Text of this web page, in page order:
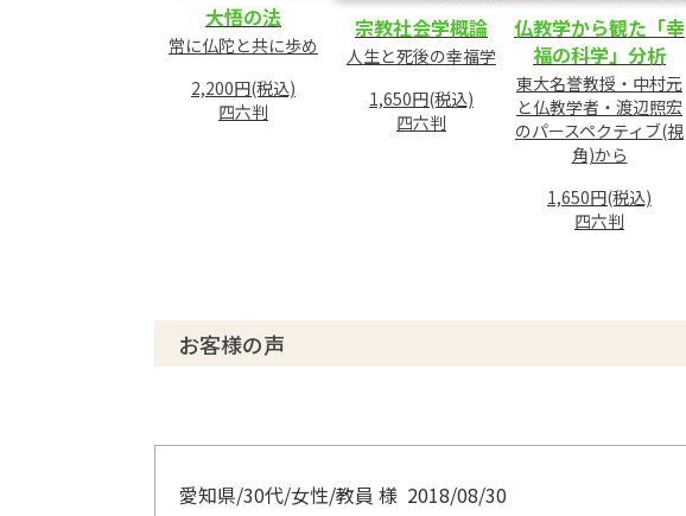
大悟の法
常に仏陀と共に歩め
2,200円(税込)
四六判
宗教社会学概論
人生と死後の幸福学
1,650円(税込)
四六判
仏教学から観た「幸
福の科学」分析
東大名誉教授・中村元
と仏教学者・渡辺照宏
のパースペクティブ(視
角)から
1,650円(税込)
四六判
お客様の声
愛知県/30代/女性/教員 様 2018/08/30